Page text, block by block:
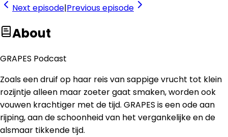
Next episode|Previousepisode
About
GRAPES Podcast
Zoals een druif op haar reis van sappige vrucht tot klein
rozijntje alleen maar zoeter gaat smaken, worden ook
vouwen krachtiger met de tijd. GRAPES is een ode aan
rijping, aan de schoonheid van het vergankelijke en de
alsmaar tikkende tijd.